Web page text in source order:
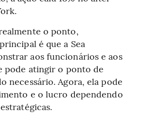
o ponto,
é que a Sea
aos funcionários e aos
pode atingir o ponto de
necessário. Agora, ela pode
e o lucro dependendo